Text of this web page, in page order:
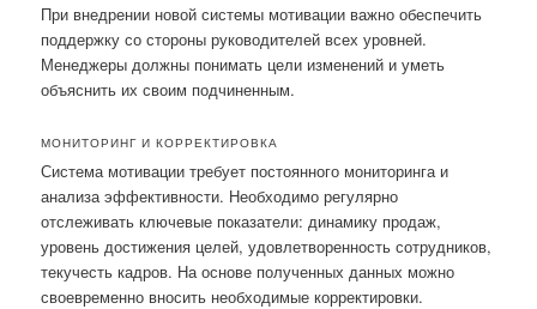
При внедрении новой системы мотивации важно обеспечить
поддержку со стороны руководителей всех уровней.
Менеджеры должны понимать цели изменений и уметь
объяснить их своим подчиненным.
МОНИТОРИНГ И КОРРЕКТИРОВКА
Система мотивации требует постоянного мониторинга и
анализа эффективности. Необходимо регулярно
отслеживать ключевые показатели: динамику продаж,
уровень достижения целей, удовлетворенность сотрудников,
текучесть кадров. На основе полученных данных можно
своевременно вносить необходимые корректировки.